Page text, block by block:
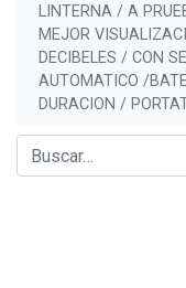
LINTERNA / A
MEJOR
DECIBELES / CON
AUTOMATICO /
DURACION /